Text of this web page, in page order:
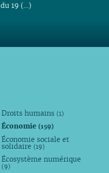
19 (…)
Droits humains (1)
Économie(159)
Économie sociale et
solidaire (19)
Écosystème numérique
(9)